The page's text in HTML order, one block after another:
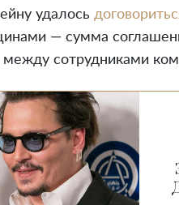
удалось
— сумма
сотрудниками